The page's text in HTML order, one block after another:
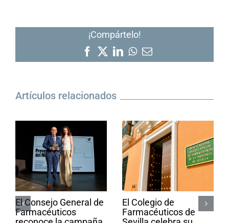
¡Compártelo!
Facebook
X LinkedIn
WhatsApp
Correo
electrónico
Artículos relacionados
El Consejo General de
Farmacéuticos
El Colegio de
Farmacéuticos de